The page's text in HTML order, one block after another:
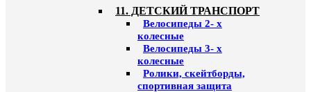
11. ДЕТСКИЙ ТРАНСПОРТ
Велосипеды 2- х
колесные
Велосипеды 3- х
колесные
Ролики, скейтборды,
спортивная защита